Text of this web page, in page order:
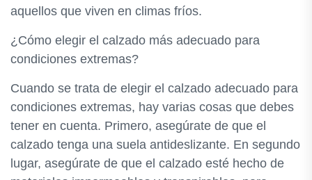
aquellos que viven en climas fríos.
¿Cómo elegir el calzado más adecuado para
condiciones extremas?
Cuando se trata de elegir el calzado adecuado para
condiciones extremas, hay varias cosas que debes
tener en cuenta. Primero, asegúrate de que el
calzado tenga una suela antideslizante. En segundo
lugar, asegúrate de que el calzado esté hecho de